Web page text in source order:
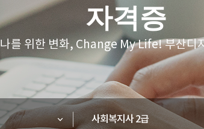
교수소개
학과특성화
학과로드맵
교과목 안내
학습가이드
교과과정 운영 특·장점
자격증
나를 위한 변화, Change My Life! 부산디
사회복지사 2급